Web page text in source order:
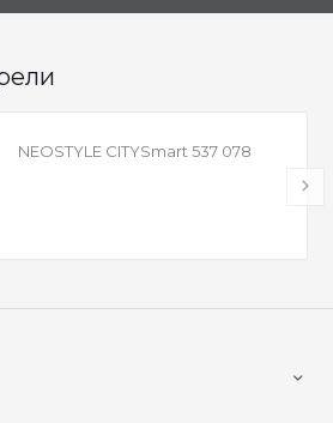
NEOSTYLE CITYSmart 537 078